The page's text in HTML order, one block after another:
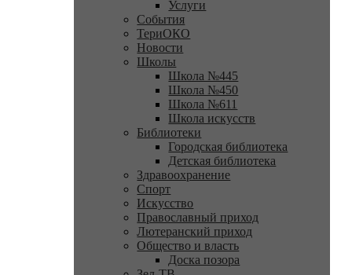
Услуги
События
ТериОКО
Новости
Школы
Школа №445
Школа №450
Школа №611
Школа искусств
Библиотеки
Городская библиотека
Детская библиотека
Здравоохранение
Спорт
Искусство
Православный приход
Лютеранский приход
Общество и власть
Доска позора